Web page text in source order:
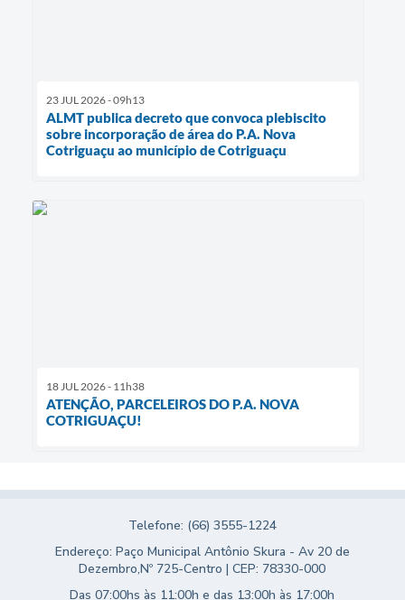
23 JUL 2026 - 09h13
ALMT publica decreto que convoca plebiscito
sobre incorporação de área do P.A. Nova
Cotriguaçu ao município de Cotriguaçu
18 JUL 2026 - 11h38
ATENÇÃO, PARCELEIROS DO P.A. NOVA
COTRIGUAÇU!
Telefone: (66) 3555-1224
Endereço: Paço Municipal Antônio Skura - Av 20 de
Dezembro,Nº 725-Centro | CEP: 78330-000
Das 07:00hs às 11:00h e das 13:00h às 17:00h